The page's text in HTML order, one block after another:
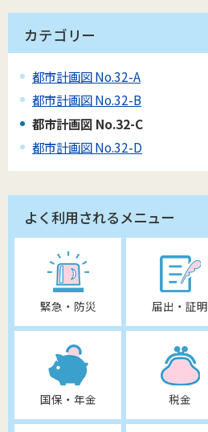
カテゴリー
都市計画図 No.32-A
都市計画図 No.32-B
都市計画図 No.32-C
都市計画図 No.32-D
よく利用されるメニュー
緊急・防災 届出・証明
国保・年金 税金